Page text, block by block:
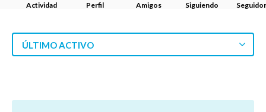
Actividad Perfil Amigos Siguiendo
ÚLTIMO ACTIVO